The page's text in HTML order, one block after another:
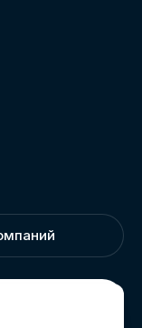
неё мы вышлем